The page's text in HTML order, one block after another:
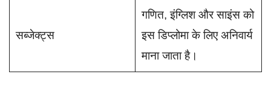
सब्जेक्ट्स
गणित, इंग्लिश और साइंस को
इस डिप्लोमा के लिए अनिवार्य
माना जाता है।